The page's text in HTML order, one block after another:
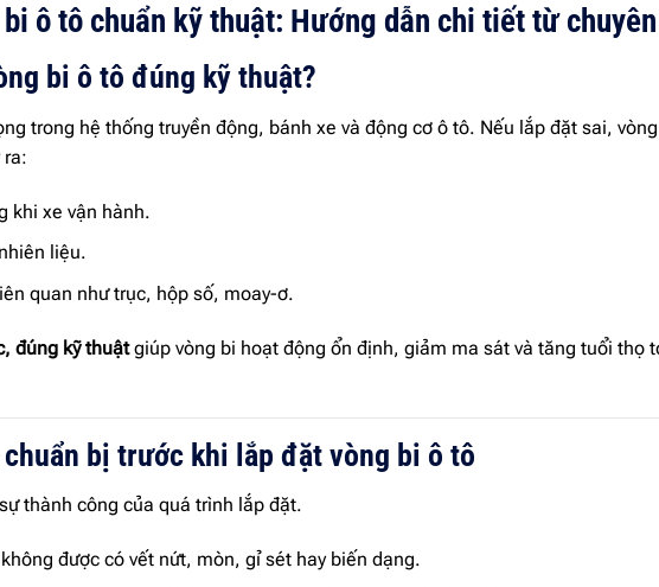
ô tô chuẩn kỹ thuật: Hướng dẫn chi tiết từ
bi ô tô đúng kỹ thuật?
trong hệ thống truyền động, bánh xe và động cơ ô tô. Nếu lắp đặt sai,
ra:
khi xe vận hành.
liệu.
quan như trục, hộp số, moay-ơ.
đúng kỹ thuậtgiúp vòng bi hoạt động ổn định, giảm ma sát và tăng tuổi thọ
bị trước khi lắp đặt vòng bi ô tô
thành công của quá trình lắp đặt.
được có vết nứt, mòn, gỉ sét hay biến dạng.